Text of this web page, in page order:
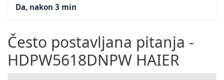
Da, nakon 3 min
Često postavljana pitanja -
HDPW5618DNPW HAIER